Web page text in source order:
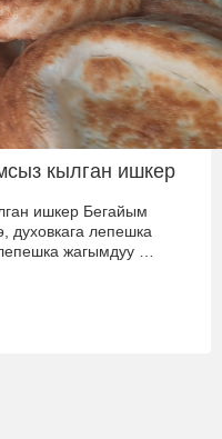
кылган ишкер
ишкер Бегайым
духовкага лепешка
жагымдуу …